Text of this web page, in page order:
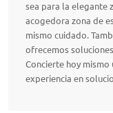
sea para la elegante
acogedora zona de
mismo cuidado.
ofrecemos
Concierte hoy mismo
experiencia en